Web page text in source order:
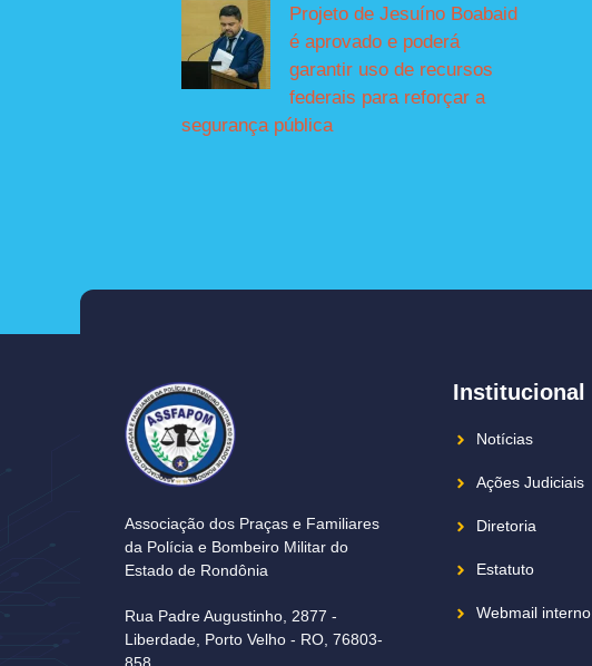
Projeto de Jesuíno Boabaid
é aprovado e poderá
garantir uso de recursos
federais para reforçar a
segurança pública
Associação dos Praças e Familiares
da Polícia e Bombeiro Militar do
Estado de Rondônia
Rua Padre Augustinho, 2877 -
Liberdade, Porto Velho - RO, 76803-
Institucional
Notícias
Ações Judiciais
Diretoria
Estatuto
Webmail interno